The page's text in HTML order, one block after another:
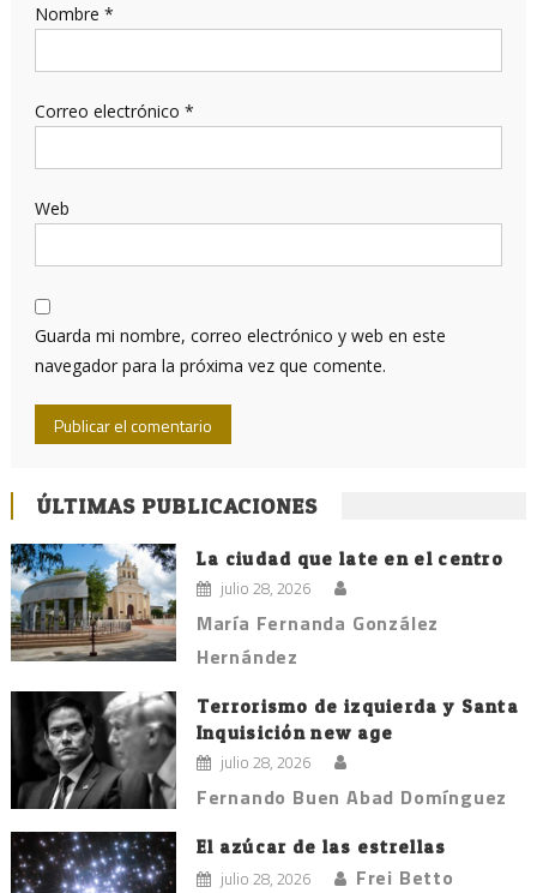
Nombre *
Correo electrónico *
Web
Guarda mi nombre, correo electrónico y web en este
navegador para la próxima vez que comente.
ÚLTIMAS PUBLICACIONES
La ciudad que late en el centro
julio 28, 2026
María Fernanda González
Hernández
Terrorismo de izquierda y Santa
Inquisición new age
julio 28, 2026
Fernando Buen Abad Domínguez
El azúcar de las estrellas
julio 28, 2026 Frei Betto